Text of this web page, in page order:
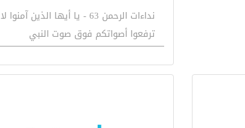
نداءات الرحمن 63 - يا أيها الذين آمنوا لا
ترفعوا أصواتكم فوق صوت النبي